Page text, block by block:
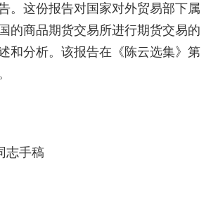
。这份报告对国家对外贸易部下属
的商品期货交易所进行期货交易的
和分析。该报告在《陈云选集》第
志手稿